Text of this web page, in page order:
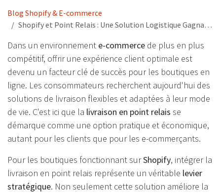
Blog Shopify & E-commerce
Shopify et Point Relais : Une Solution Logistique Gagnante pour les E-Commerçants
Dans un environnement e-commerce de plus en plus
compétitif, offrir une expérience client optimale est
devenu un facteur clé de succès pour les boutiques en
ligne. Les consommateurs recherchent aujourd'hui des
solutions de livraison flexibles et adaptées à leur mode
de vie. C'est ici que la livraison en point relais se
démarque comme une option pratique et économique,
autant pour les clients que pour les e-commerçants.
Pour les boutiques fonctionnant surShopify, intégrer la
livraison en point relais représente un véritable levier
stratégique. Non seulement cette solution améliore la